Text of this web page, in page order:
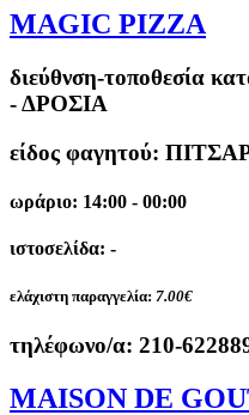
MAGIC PIZZA
διεύθνση-τοποθεσία
- ΔΡΟΣΙΑ
είδος φαγητού:
ωράριο: 14:00 - 00:00
ιστοσελίδα: -
ελάχιστη παραγγελία: 7.00€
τηλέφωνο/α: 210-
MAISON DE